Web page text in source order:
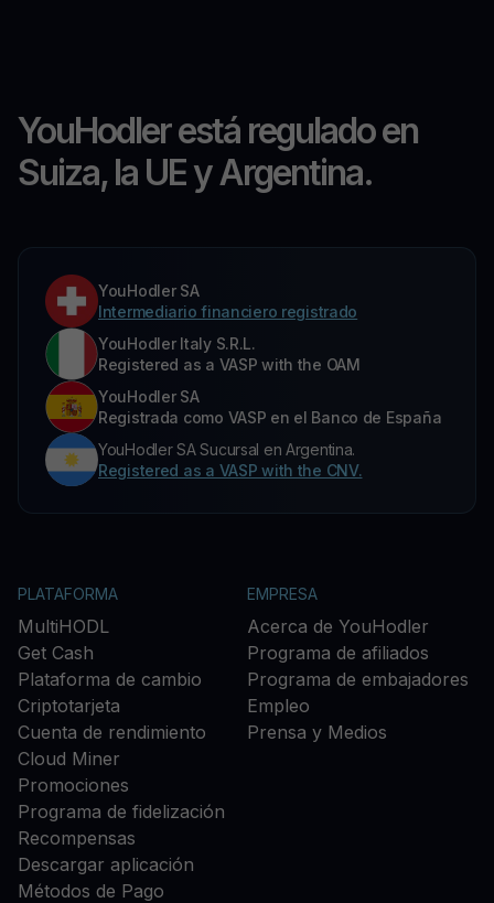
YouHodler está regulado en
Suiza, la UE y Argentina.
YouHodler SA
Intermediario financiero registrado
YouHodler Italy S.R.L.
Registered as a VASP with the OAM
YouHodler SA
Registrada como VASP en el Banco de España
YouHodler SA Sucursal en Argentina.
Registered as a VASP with the CNV.
PLATAFORMA
MultiHODL
Get Cash
Plataforma de cambio
Criptotarjeta
Cuenta de rendimiento
Cloud Miner
Promociones
Programa de fidelización
Recompensas
Descargar aplicación
Métodos de Pago
EMPRESA
Acerca de YouHodler
Programa de afiliados
Programa de embajadores
Empleo
Prensa y Medios